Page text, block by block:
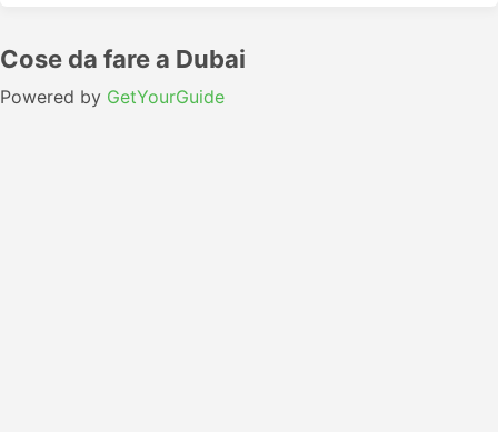
Cose da fare a Dubai
Powered by GetYourGuide